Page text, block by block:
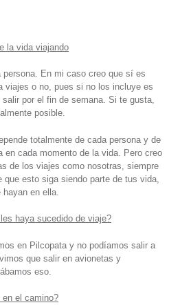
la vida viajando
persona. En mi caso creo que sí es
viajes o no, pues si no los incluye es
por el fin de semana. Si te gusta,
posible.
totalmente de cada persona y de
en cada momento de la vida. Pero creo
de los viajes como nosotras, siempre
que esto siga siendo parte de tus vida,
en ella.
haya sucedido de viaje?
en Pilcopata y no podíamos salir a
que salir en avionetas y
eso.
en el camino?